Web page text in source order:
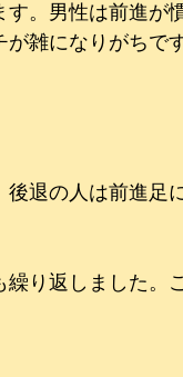
。男性は前進が
雑になりがちで
退の人は前進足
り返しました。